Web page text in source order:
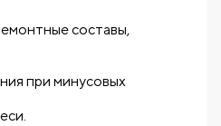
составы,
при минусовых